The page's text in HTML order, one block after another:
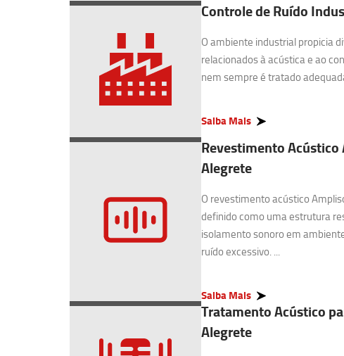
Controle de Ruído
O ambiente industrial propicia
relacionados à acústica e ao
nem sempre é tratado
Saiba Mais
Revestimento
Alegrete
O revestimento acústico
definido como uma estrutura
isolamento sonoro em
ruído excessivo. ...
Saiba Mais
Tratamento Acústico
Alegrete